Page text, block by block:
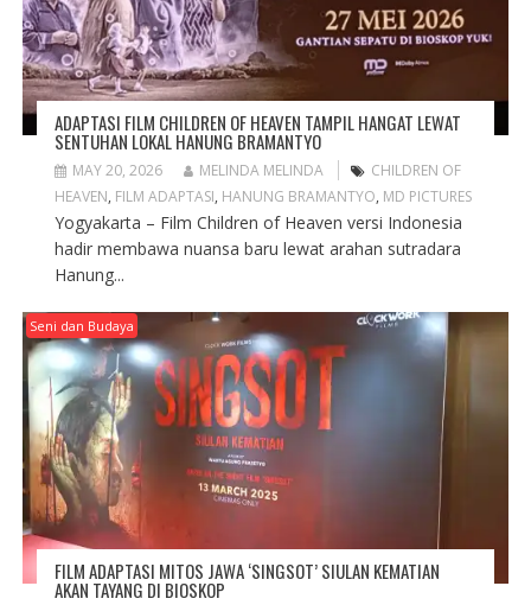
) w
)
)
ADAPTASI FILM CHILDREN OF HEAVEN TAMPIL HANGAT LEWAT
SENTUHAN LOKAL HANUNG BRAMANTYO
MAY 20, 2026 MELINDA MELINDA
CHILDREN OF
HEAVEN, FILM ADAPTASI, HANUNG BRAMANTYO, MD PICTURES
Yogyakarta – Film Children of Heaven versi Indonesia
hadir membawa nuansa baru lewat arahan sutradara
Hanung...
Seni dan Budaya
FILM ADAPTASI MITOS JAWA ‘SINGSOT’ SIULAN KEMATIAN
AKAN TAYANG DI BIOSKOP